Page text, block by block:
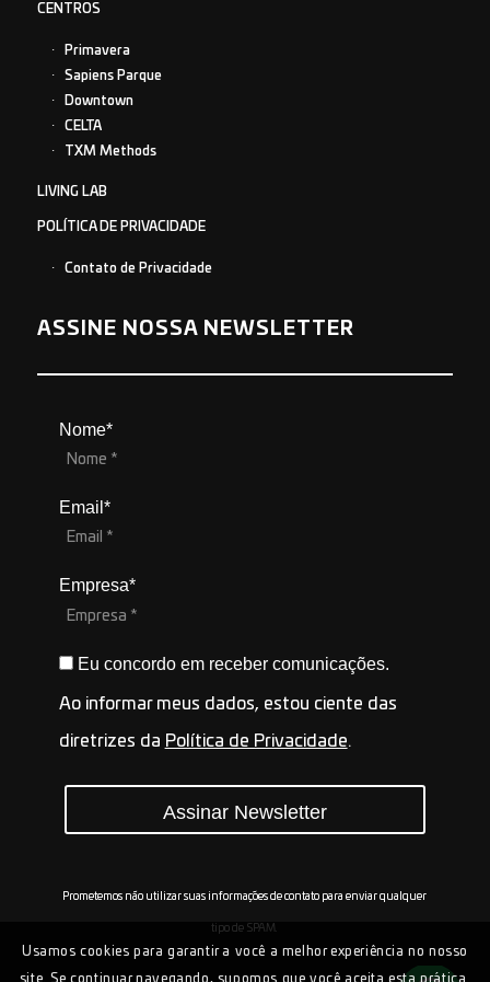
CENTROS
Primavera
Sapiens Parque
Downtown
CELTA
TXM Methods
LIVING LAB
POLÍTICA DE PRIVACIDADE
Contato de Privacidade
ASSINE NOSSA NEWSLETTER
Nome*
Email*
Empresa*
Eu concordo em receber comunicações.
Ao informar meus dados, estou ciente das
diretrizes da Política de Privacidade.
Assinar Newsletter
Prometemos não utilizar suas informações de contato para enviar qualquer
tipo de SPAM.
Usamos cookies para garantir a você a melhor experiência no nosso
site. Se continuar navegando, supomos que você aceita esta prática.